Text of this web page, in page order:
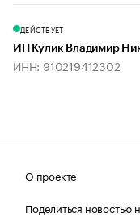
ДЕЙСТВУЕТ
ИП Кулик Владимир
ИНН: 910219412302
О проекте
Поделиться новостью